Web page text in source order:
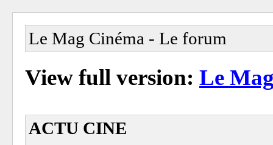
Le Mag Cinéma - Le forum
View full version: Le
ACTU CINE